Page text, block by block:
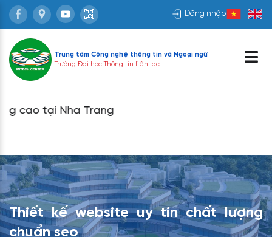
Đăng nhập
Trung tâm Công nghệ thông tin và Ngoại ngữ
Trường Đại học Thông tin liên lạc
tại Nha Trang
Thiết kế website uy tín chất lượng
chuẩn seo